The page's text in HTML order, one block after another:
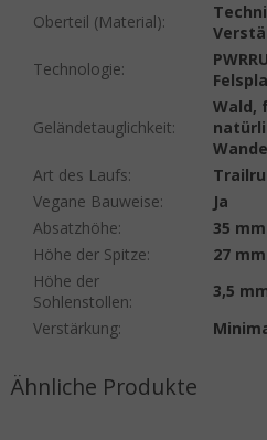
Oberteil (Material):
Technologie:
Geländetauglichkeit:
Wald,
Art des Laufs:
Vegane Bauweise:
Ja
Absatzhöhe:
35 mm
Höhe der Spitze:
27 mm
Höhe der
Sohlenstollen:
3,5
Verstärkung: